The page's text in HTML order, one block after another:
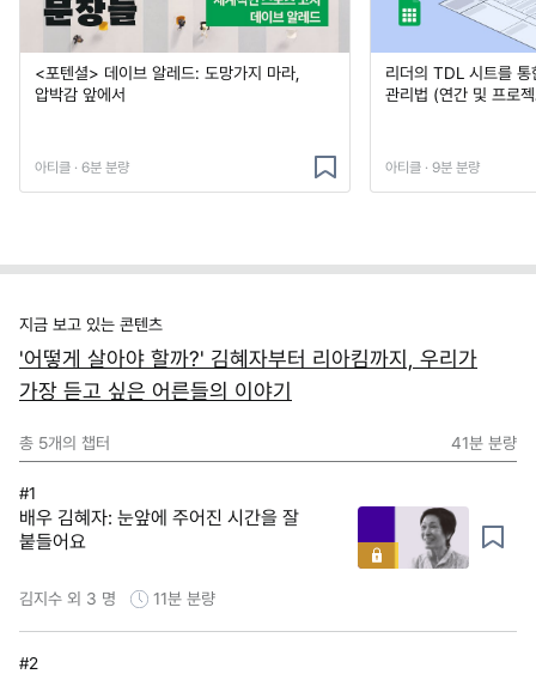
<포텐셜> 데이브 알레드: 도망가지 마라,
압박감 앞에서
아티클 · 6분 분량
리더의 TDL 시트를
관리법 (연간 및 프로
아티클 · 9분 분량
지금 보고 있는 콘텐츠
'어떻게 살아야 할까?' 김혜자부터 리아킴까지, 우리가
가장 듣고 싶은 어른들의 이야기
총 5개의 챕터 41분 분량
#1
배우 김혜자: 눈앞에 주어진 시간을 잘
붙들어요
김지수 외 3 명 11분 분량
#2